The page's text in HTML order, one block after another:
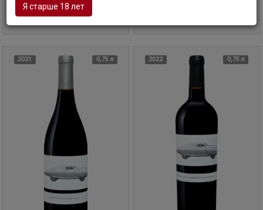
3 065 руб В корзину
2021 0,75 л 2022 0,75 л
Я старше 18 лет